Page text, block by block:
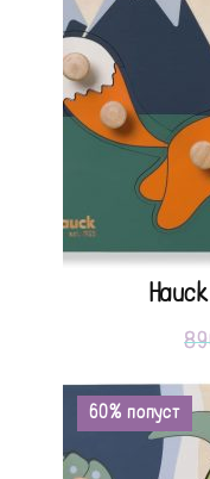
60% попуст